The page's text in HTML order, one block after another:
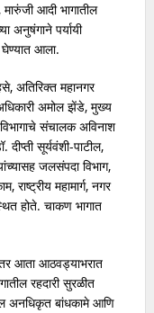
मारुंजी आदी भागातील
अनुषंगाने पर्यायी
घेण्यात आला.
अतिरिक्त महानगर
अमोल झेंडे, मुख्य
संचालक अविनाश
सूर्यवंशी-पाटील,
जलसंपदा विभाग,
राष्ट्रीय महामार्ग, नगर
होते. चाकण भागात
आता आठवड्याभरात
रहदारी सुरळीत
अनधिकृत बांधकामे आणि